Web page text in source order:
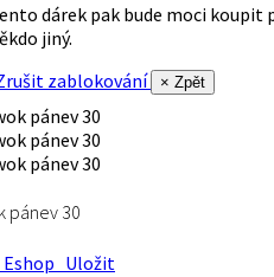
dárek pak bude moci koupit
jiný.
zablokování
× Zpět
pánev 30
Uložit